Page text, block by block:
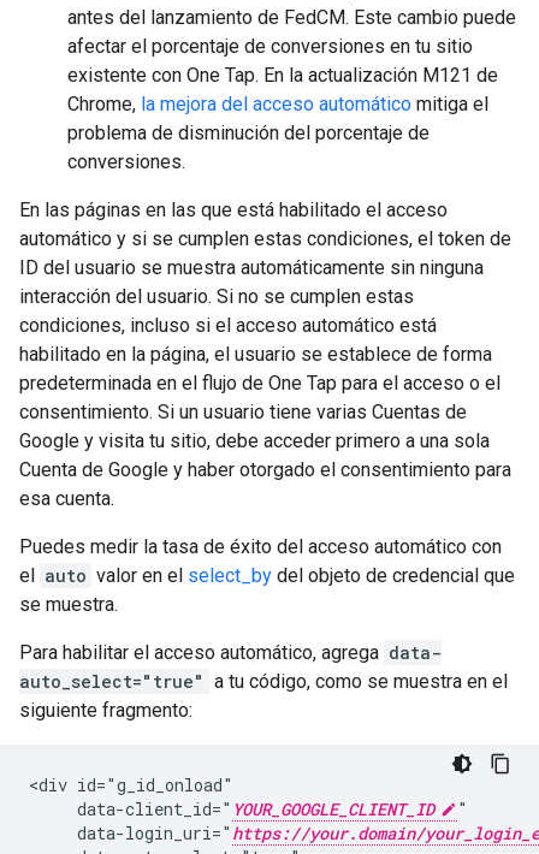
antes del lanzamiento de FedCM. Este cambio puede
afectar el porcentaje de conversiones en tu sitio
existente con One Tap. En la actualización M121 de
Chrome, la mejora del acceso automático mitiga el
problema de disminución del porcentaje de
conversiones.
En las páginas en las que está habilitado el acceso
automático y si se cumplen estas condiciones, el token de
ID del usuario se muestra automáticamente sin ninguna
interacción del usuario. Si no se cumplen estas
condiciones, incluso si el acceso automático está
habilitado en la página, el usuario se establece de forma
predeterminada en el flujo de One Tap para el acceso o el
consentimiento. Si un usuario tiene varias Cuentas de
Google y visita tu sitio, debe acceder primero a una sola
Cuenta de Google y haber otorgado el consentimiento para
esa cuenta.
Puedes medir la tasa de éxito del acceso automático con
el auto valor en el select_by del objeto de credencial que
se muestra.
Para habilitar el acceso automático, agrega data-
auto_select="true" a tu código, como se muestra en el
siguiente fragmento:
<div id="g_id_onload"
     data-client_id="
YOUR_GOOGLE_CLIENT_ID
"
     data-login_uri="
https://your.domain/